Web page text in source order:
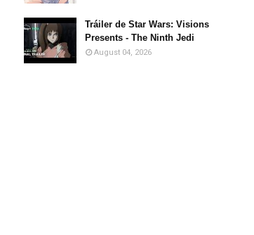
Tráiler de Star Wars: Visions
Presents - The Ninth Jedi
August 04, 2026